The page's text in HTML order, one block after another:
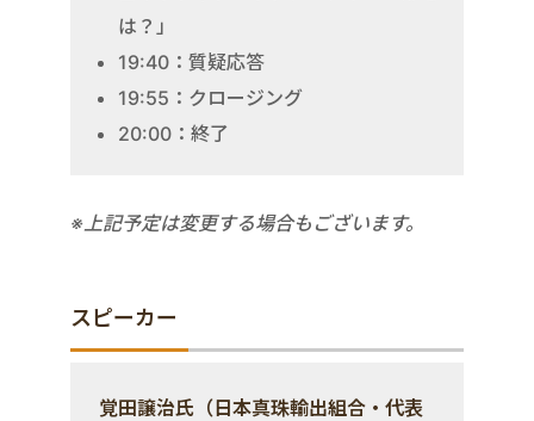
は？」
19:40：質疑応答
19:55：クロージング
20:00：終了
※上記予定は変更する場合もございます。
スピーカー
覚田譲治氏（日本真珠輸出組合・代表